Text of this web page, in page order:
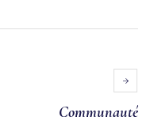
Communauté